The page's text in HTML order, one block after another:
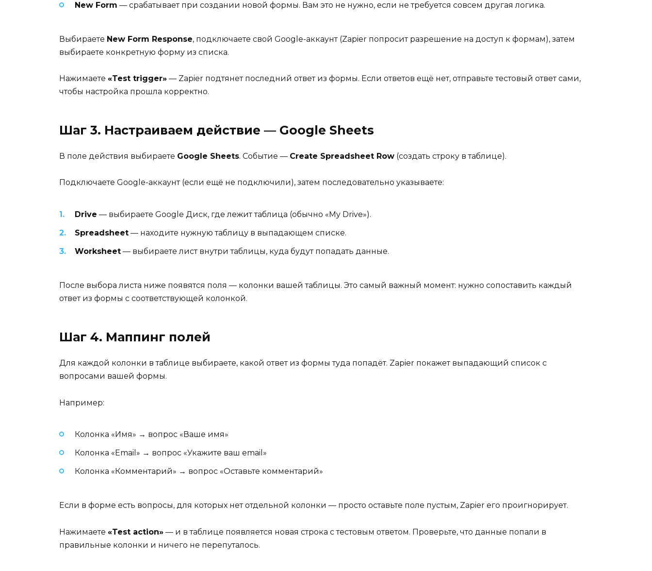
New Form — срабатывает при создании новой формы. Вам это не нужно, если не требуется совсем другая логика.
Выбираете New Form Response, подключаете свой Google-аккаунт (Zapier попросит разрешение на доступ к формам), затем
выбираете конкретную форму из списка.
Нажимаете «Test trigger» — Zapier подтянет последний ответ из формы. Если ответов ещё нет, отправьте тестовый ответ сами,
чтобы настройка прошла корректно.
Шаг 3. Настраиваем действие — Google Sheets
В поле действия выбираете Google Sheets. Событие — Create Spreadsheet Row (создать строку в таблице).
Подключаете Google-аккаунт (если ещё не подключили), затем последовательно указываете:
Drive — выбираете Google Диск, где лежит таблица (обычно «My Drive»).
Spreadsheet — находите нужную таблицу в выпадающем списке.
Worksheet — выбираете лист внутри таблицы, куда будут попадать данные.
После выбора листа ниже появятся поля — колонки вашей таблицы. Это самый важный момент: нужно сопоставить каждый
ответ из формы с соответствующей колонкой.
Шаг 4. Маппинг полей
Для каждой колонки в таблице выбираете, какой ответ из формы туда попадёт. Zapier покажет выпадающий список с
вопросами вашей формы.
Например:
Колонка «Имя» → вопрос «Ваше имя»
Колонка «Email» → вопрос «Укажите ваш email»
Колонка «Комментарий» → вопрос «Оставьте комментарий»
Если в форме есть вопросы, для которых нет отдельной колонки — просто оставьте поле пустым, Zapier его проигнорирует.
Нажимаете «Test action» — и в таблице появляется новая строка с тестовым ответом. Проверьте, что данные попали в
правильные колонки и ничего не перепуталось.